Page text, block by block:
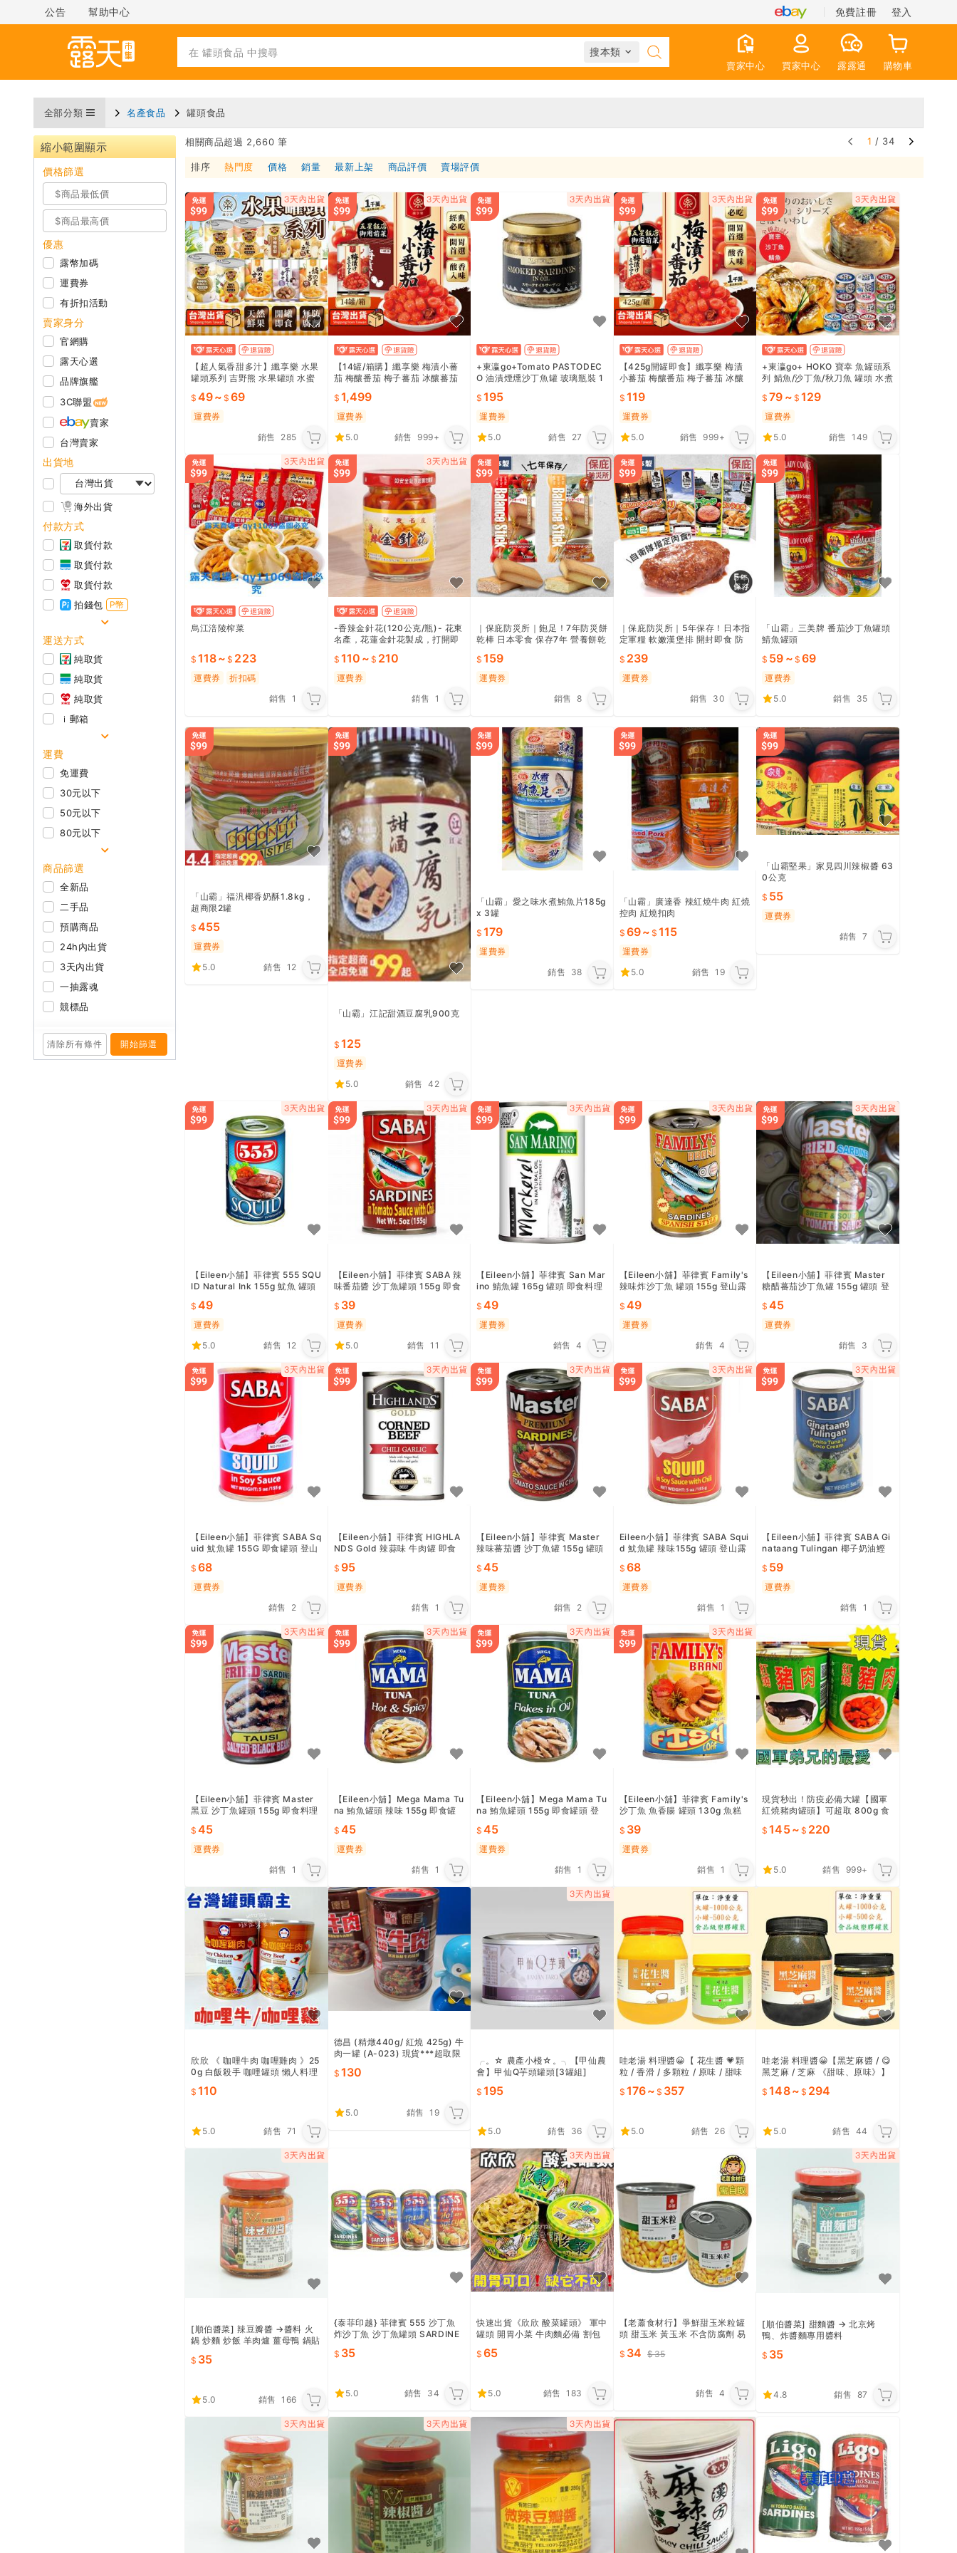
公告 幫助中心 免費註冊 登入
賣家中心 買家中心 露露通 購物車
全部分類 名產食品 罐頭食品
縮小範圍顯示
價格篩選
優惠
露幣加碼
運費券
有折扣活動
賣家身分
官網購
露天心選
品牌旗艦
3C聯盟
賣家
台灣賣家
出貨地
海外出貨
付款方式
取貨付款
取貨付款
取貨付款
拍錢包
P幣
運送方式
純取貨
純取貨
純取貨
ｉ郵箱
運費
免運費
30元以下
50元以下
80元以下
商品篩選
全新品
二手品
預購商品
24h內出貨
3天內出貨
一抽露魂
競標品
清除所有條件 開始篩選
相關商品超過 2,660 筆 1 / 34
排序 熱門度 價格 銷量 最新上架 商品評價 賣場評價
【超人氣香甜多汁】纖享樂 水果
罐頭系列 吉野熊 水果罐頭 水蜜
果 芋頭罐頭｜TEOG15
49~ 69
運費券
銷售
285
【14罐/箱購】纖享樂 梅漬小蕃
茄 梅釀番茄 梅子蕃茄 冰釀蕃茄
開胃菜｜EEOFC1
1,499
運費券
5.0
銷售 999+
+東瀛go+Tomato PASTODEC
O 油漬煙燻沙丁魚罐 玻璃瓶裝 1
原裝進口
195
運費券
5.0
銷售 27
【425g開罐即食】纖享樂 梅漬
小蕃茄 梅釀番茄 梅子蕃茄 冰釀
菜美食｜EEOFC1
119
運費券
5.0
銷售 999+
+東瀛go+ HOKO 寶幸 魚罐頭系
列 鯖魚/沙丁魚/秋刀魚 罐頭 水煮
日本進口
79 ~ 129
運費券
5.0
銷售 149
烏江涪陵榨菜
118~ 223
運費券
折扣碼
銷售
1
-香辣金針花(120公克/瓶)- 花東
名產，花蓮金針花製成，打開即
粥配飯最適合。
110 ~ 210
運費券
銷售 1
｜保庇防災所｜飽足！7年防災餅
乾棒 日本零食 保存7年 營養餅乾
露營 乾糧 戰爭口糧
159
運費券
銷售
8
｜保庇防災所｜5年保存！日本指
定軍糧 軟嫩漢堡排 開封即食 防
給 儲備乾糧 長期保存口糧
239
運費券
銷售
30
「山霸」三美牌 番茄沙丁魚罐頭
鯖魚罐頭
59 ~ 69
運費券
5.0
銷售 35
「山霸」福汎椰香奶酥1.8kg，
超商限2罐
455
運費券
5.0
銷售 12
「山霸」江記甜酒豆腐乳900克
125
運費券
5.0
銷售 42
「山霸」愛之味水煮鮪魚片185g
x 3罐
179
運費券
銷售
38
「山霸」廣達香 辣紅燒牛肉 紅燒
控肉 紅燒扣肉
69~ 115
運費券
5.0
銷售 19
「山霸堅果」家見四川辣椒醬 63
0公克
55
運費券
銷售
7
【Eileen小舖】菲律賓 555 SQU
ID Natural Ink 155g 魷魚 罐頭
49
運費券
5.0
銷售 12
【Eileen小舖】菲律賓 SABA 辣
味番茄醬 沙丁魚罐頭 155g 即食
營 宵夜零食
39
運費券
5.0
銷售 11
【Eileen小舖】菲律賓 San Mar
ino 鯖魚罐 165g 罐頭 即食料理
食49
運費券
銷售
4
【Eileen小舖】菲律賓 Family's
辣味炸沙丁魚 罐頭 155g 登山露
49
運費券
銷售 4
【Eileen小舖】菲律賓 Master
糖醋蕃茄沙丁魚罐 155g 罐頭 登
料理
45
運費券
銷售
3
【Eileen小舖】菲律賓 SABA Sq
uid 魷魚罐 155G 即食罐頭 登山
68
運費券
銷售
2
【Eileen小舖】菲律賓 HIGHLA
NDS Gold 辣蒜味 牛肉罐 即食
95
運費券
銷售 1
【Eileen小舖】菲律賓 Master
辣味蕃茄醬 沙丁魚罐 155g 罐頭
食料理
45
運費券
銷售
2
Eileen小舖】菲律賓 SABA Squi
d 魷魚罐 辣味155g 罐頭 登山露
68
運費券
銷售 1
【Eileen小舖】菲律賓 SABA Gi
nataang Tulingan 椰子奶油鰹
營59
運費券
銷售
1
【Eileen小舖】菲律賓 Master
黑豆 沙丁魚罐頭 155g 即食料理
45
運費券
銷售
1
【Eileen小舖】Mega Mama Tu
na 鮪魚罐頭 辣味 155g 即食罐
45
運費券
銷售 1
【Eileen小舖】Mega Mama Tu
na 鮪魚罐頭 155g 即食罐頭 登
45
運費券
銷售
1
【Eileen小舖】菲律賓 Family's
沙丁魚 魚香腸 罐頭 130g 魚糕
39
運費券
銷售 1
現貨秒出！防疫必備大罐【國軍
紅燒豬肉罐頭】可超取 800g 食
道 軍中罐頭 紅燒牛肉罐頭
145~ 220
5.0 銷售 999+
欣欣 《 咖哩牛肉 咖哩雞肉 》25
0g 白飯殺手 咖哩罐頭 懶人料理
哩飯 印度風味
110
5.0 銷售 71
德昌 (精燉440g/ 紅燒 425g) 牛
肉一罐 (A-023) 現貨***超取限
130
5.0 銷售 19
╭。☆ 農產小棧☆。╮【甲仙農
會】甲仙Q芋頭罐頭[3罐組]
195
5.0 銷售 36
哇老湯 料理醬😀【 花生醬 💗顆
粒 / 香滑 / 多顆粒 / 原味 / 甜味
176~ 357
5.0 銷售 26
哇老湯 料理醬😀【黑芝麻醬 / 😋
黑芝麻 / 芝麻 《甜味、原味》】
148~ 294
5.0 銷售 44
[順伯醬菜] 辣豆瓣醬 →醬料 火
鍋 炒麵 炒飯 羊肉爐 薑母鴨 鍋貼
35
5.0 銷售 166
{泰菲印越} 菲律賓 555 沙丁魚
炸沙丁魚 沙丁魚罐頭 SARDINE
35
5.0 銷售 34
快速出貨《欣欣 酸菜罐頭》 軍中
罐頭 開胃小菜 牛肉麵必備 割包
65
5.0 銷售 183
【老蕭食材行】爭鮮甜玉米粒罐
頭 甜玉米 黃玉米 不含防腐劑 易
34 35
銷售 4
[順伯醬菜] 甜麵醬 → 北京烤
鴨、炸醬麵專用醬料
35
4.8 銷售 87